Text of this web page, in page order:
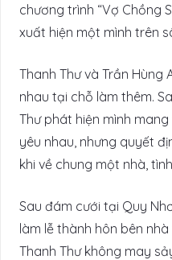
chương trình “Vợ Chồng
xuất hiện một mình trên
Thanh Thư và Trần Hùng
nhau tại chỗ làm thêm.
Thư phát hiện mình
yêu nhau, nhưng quyết
khi về chung một nhà,
Sau đám cưới tại Quy
làm lễ thành hôn bên
Thanh Thư không may